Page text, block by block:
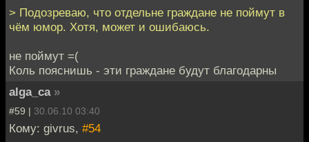
> Подозреваю, что отдельне граждане не поймут в
чём юмор. Хотя, может и ошибаюсь.
не поймут =(
Коль пояснишь - эти граждане будут благодарны
alga_ca »
#59 | 30.06.10 03:40
Кому: givrus, #54